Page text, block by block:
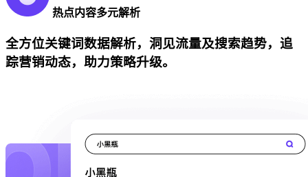
热点内容多元解析
全方位关键词数据解析，洞见流量及搜索趋势，追
踪营销动态，助力策略升级。